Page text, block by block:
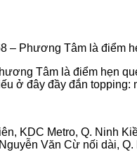
– Phương Tâm là điểm
Tâm là điểm hẹn
ở đây đầy đắn
KDC Metro, Q. Ninh
Văn Cừ nối dài, Q.